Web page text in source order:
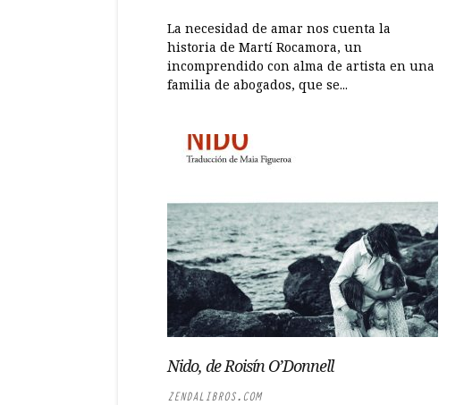
La necesidad de amar nos cuenta la
historia de Martí Rocamora, un
incomprendido con alma de artista en una
familia de abogados, que se...
Nido, de Roisín O’Donnell
ZENDALIBROS.COM